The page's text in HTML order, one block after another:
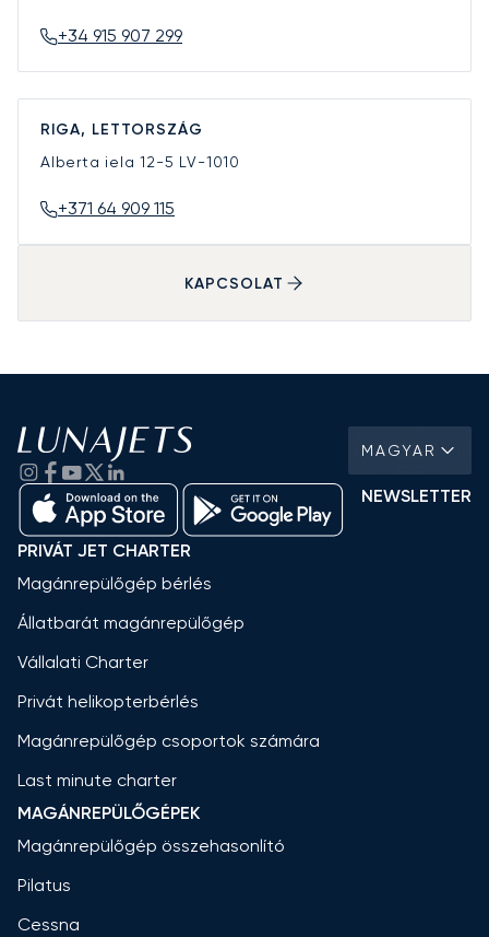
+34 915 907 299
RIGA, LETTORSZÁG
Alberta iela 12-5 LV-1010
+371 64 909 115
KAPCSOLAT
MAGYAR
NEWSLETTER
PRIVÁT JET CHARTER
Magánrepülőgép bérlés
Állatbarát magánrepülőgép
Vállalati Charter
Privát helikopterbérlés
Magánrepülőgép csoportok számára
Last minute charter
MAGÁNREPÜLŐGÉPEK
Magánrepülőgép összehasonlító
Pilatus
Cessna